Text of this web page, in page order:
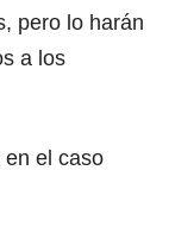
pero lo harán
a los
el caso